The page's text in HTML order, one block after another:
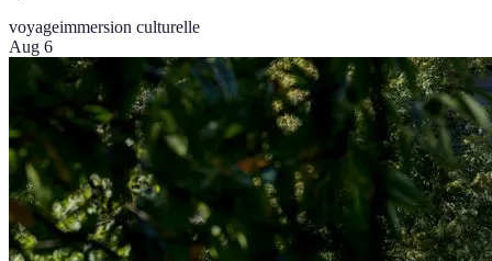
voyageimmersion culturelle
Aug 6